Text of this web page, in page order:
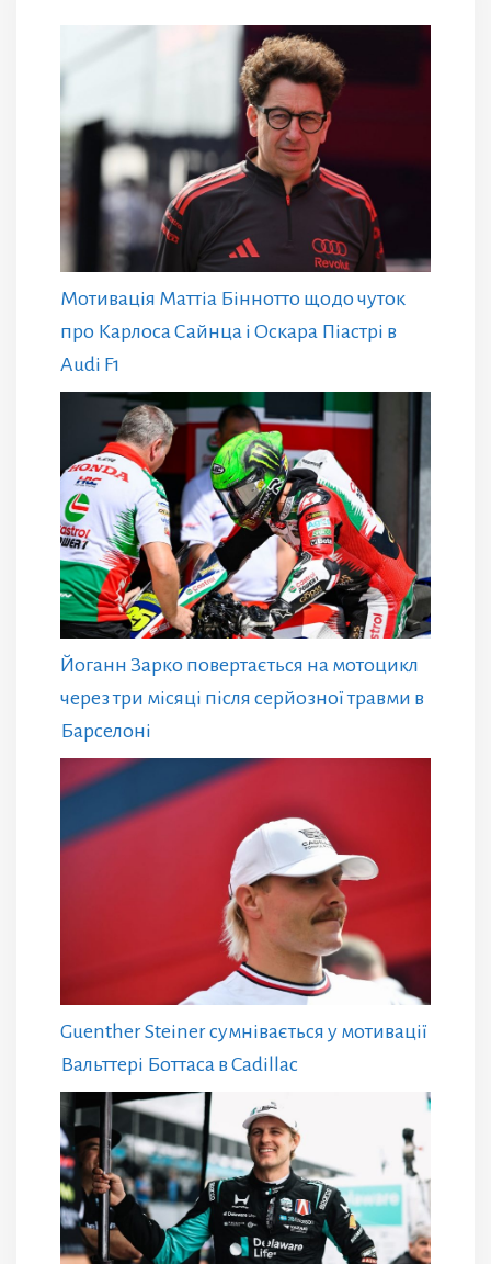
Мотивація Маттіа Біннотто щодо чуток
про Карлоса Сайнца і Оскара Піастрі в
Audi F1
Йоганн Зарко повертається на мотоцикл
через три місяці після серйозної травми в
Барселоні
Guenther Steiner сумнівається у мотивації
Вальттері Боттаса в Cadillac